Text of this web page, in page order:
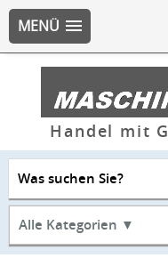
MENÜ
Handel mit
Was suchen Sie?
Alle Kategorien ▼